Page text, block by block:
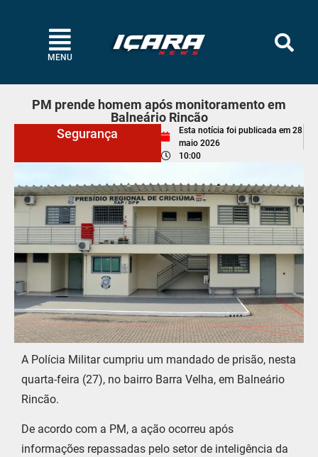
MENU
PM prende homem após monitoramento em
Balneário Rincão
Segurança
Esta notícia foi publicada em 28
maio 2026
10:00
A Polícia Militar cumpriu um mandado de prisão, nesta
quarta-feira (27), no bairro Barra Velha, em Balneário
Rincão.
De acordo com a PM, a ação ocorreu após
informações repassadas pelo setor de inteligência da